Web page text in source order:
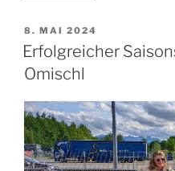
Updates“
VERÖFFENTLICHT
AM
8. MAI 2024
Erfolgreicher
Omischl